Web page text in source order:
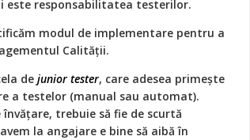
este responsabilitatea testerilor.
modul de implementare pentru a
Calității.
de junior tester, care adesea primește
a testelor (manual sau automat).
trebuie să fie de scurtă
la angajare e bine să aibă în